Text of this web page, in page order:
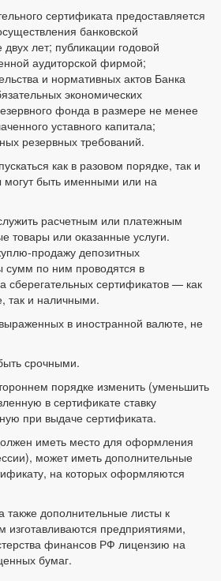
сертификата предоставляется
банковской
лет; публикации годовой
аудиторской фирмой;
и нормативных актов Банка
экономических
фонда в размере не менее
уставного капитала;
резервных требований.
как в разовом порядке, так и
быть именными или на
расчетным или платежным
товары или оказанные услуги.
продажу депозитных
сумм по ним проводятся в
сберегательных сертификатов — как
так и наличными.
в иностранной валюте, не
срочными.
порядке изменить (уменьшить
в сертификате ставку
при выдаче сертификата.
иметь место для оформления
может иметь дополнительные
на которых оформляются
также дополнительные листы к
предприятиями,
финансов РФ лицензию на
бумаг.